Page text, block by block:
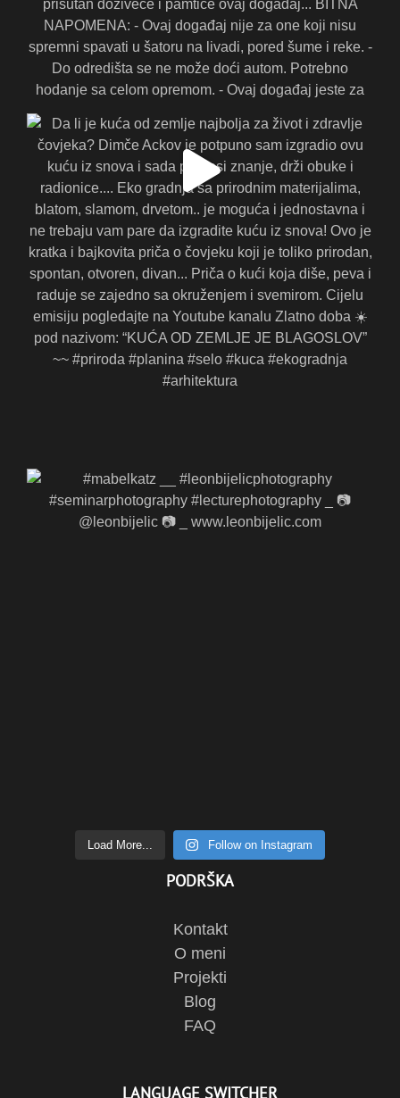
Load More... Follow on Instagram
PODRŠKA
Kontakt
O meni
Projekti
Blog
FAQ
LANGUAGE SWITCHER